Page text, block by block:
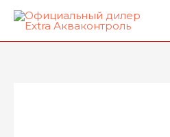
Перейти
содержимому